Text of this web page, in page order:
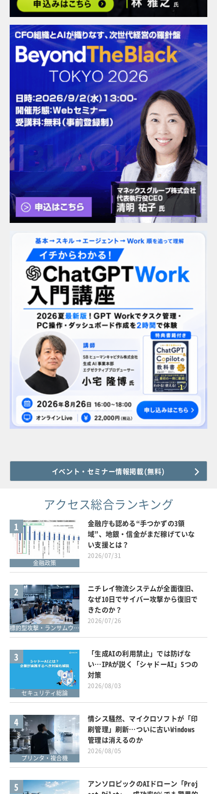
イベント・セミナー情報掲載(無料)
アクセス総合ランキング
1
金融政策
金融庁も認める“手つかずの3領
域”、地銀・信金がまだ稼げていな
い支援とは？
2026/07/31
2
標的型攻撃・ランサムウェア対策
ニチレイ物流システムが全面復旧、
なぜ10日でサイバー攻撃から復旧で
きたのか？
2026/07/26
3
セキュリティ総論
「生成AIの利用禁止」では防げな
い…IPAが説く「シャドーAI」5つの
対策
2026/08/03
4
プリンタ・複合機
情シス騒然、マイクロソフトが「印
刷管理」刷新…ついに古いWindows
管理は消えるのか
2026/08/05
5
アンソロピックのAIドローン「Proj